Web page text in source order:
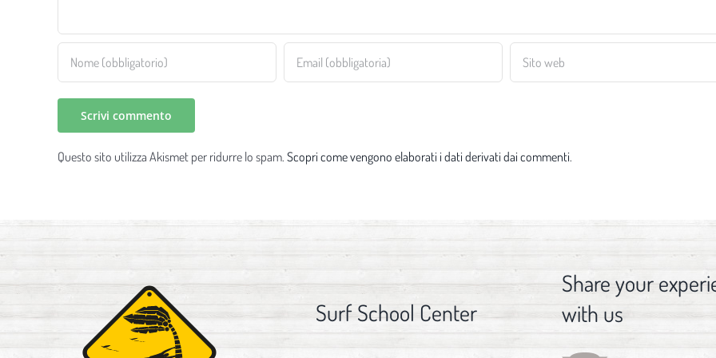
Questo sito utilizza Akismet per ridurre lo spam. Scopri come vengono elaborati i dati derivati dai commenti.
Surf School Center
Share your
with us